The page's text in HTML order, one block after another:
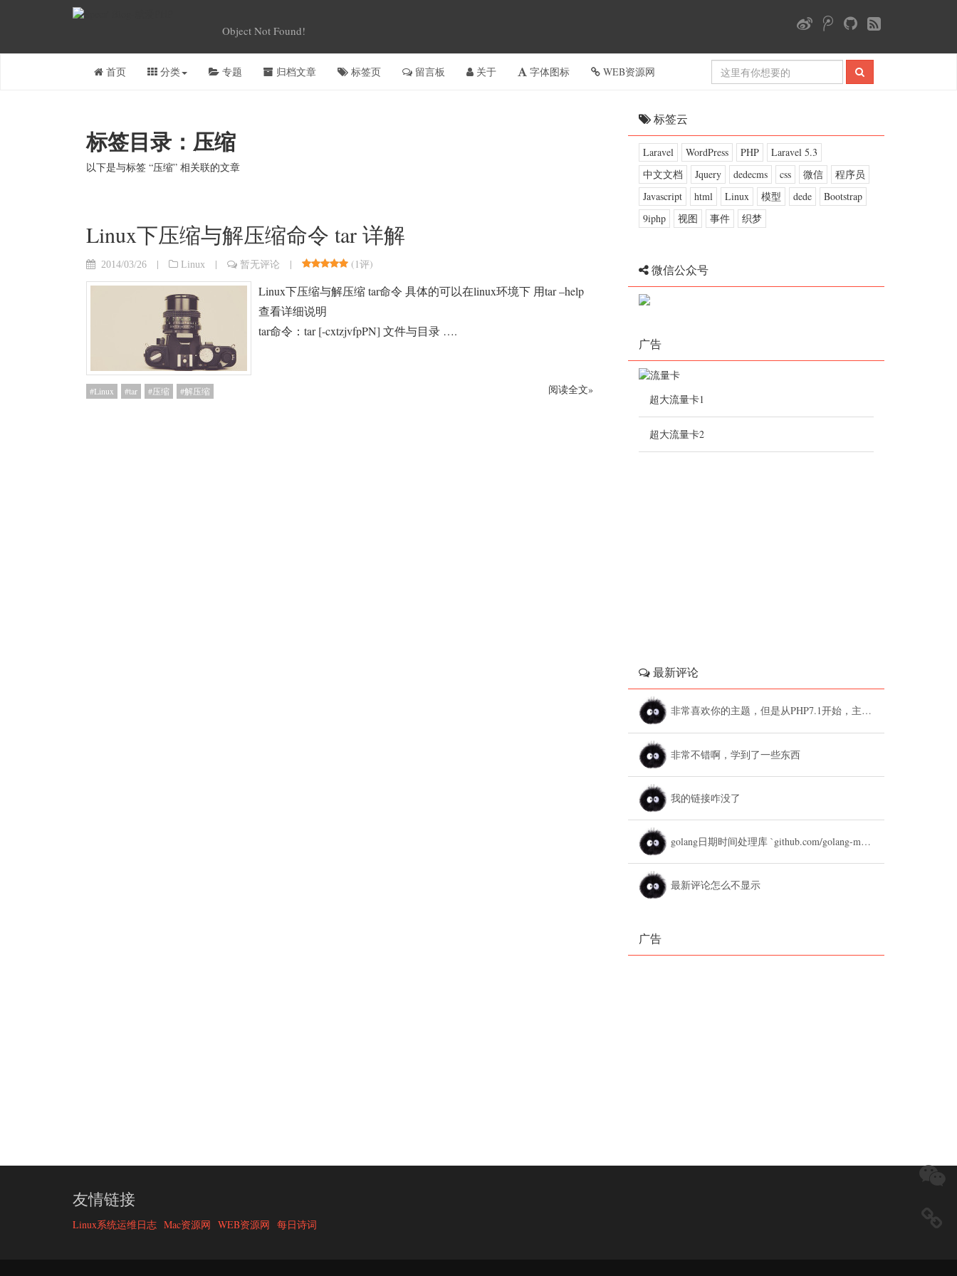
Object Not Found!
首页 分类 专题 归档文章 标签页 留言板 关于 字体图标 WEB资源网
标签目录：压缩
以下是与标签 “压缩” 相关联的文章
Linux下压缩与解压缩命令 tar 详解
2014/03/26 | Linux | 暂无评论 | (1评)
Linux下压缩与解压缩 tar命令 具体的可以在linux环境下 用tar –help
查看详细说明
tar命令：tar [-cxtzjvfpPN] 文件与目录 ….
Linux tar 压缩 解压缩 阅读全文»
标签云
Laravel WordPress PHP
Laravel 5.3
中文文档
Jquery dedecms css 微信
程序员
Javascript
html Linux 模型 dede
Bootstrap
9iphp
视图 事件 织梦
微信公众号
广告
超大流量卡1
超大流量卡2
最新评论
非常喜欢你的主题，但是从PHP7.1开始，主题设置中的列表广告和文章底部广告无法...
非常不错啊，学到了一些东西
我的链接咋没了
golang日期时间处理库 `github.com/golang-module/...
最新评论怎么不显示
广告
友情链接
Linux系统运维日志 Mac资源网 WEB资源网 每日诗词